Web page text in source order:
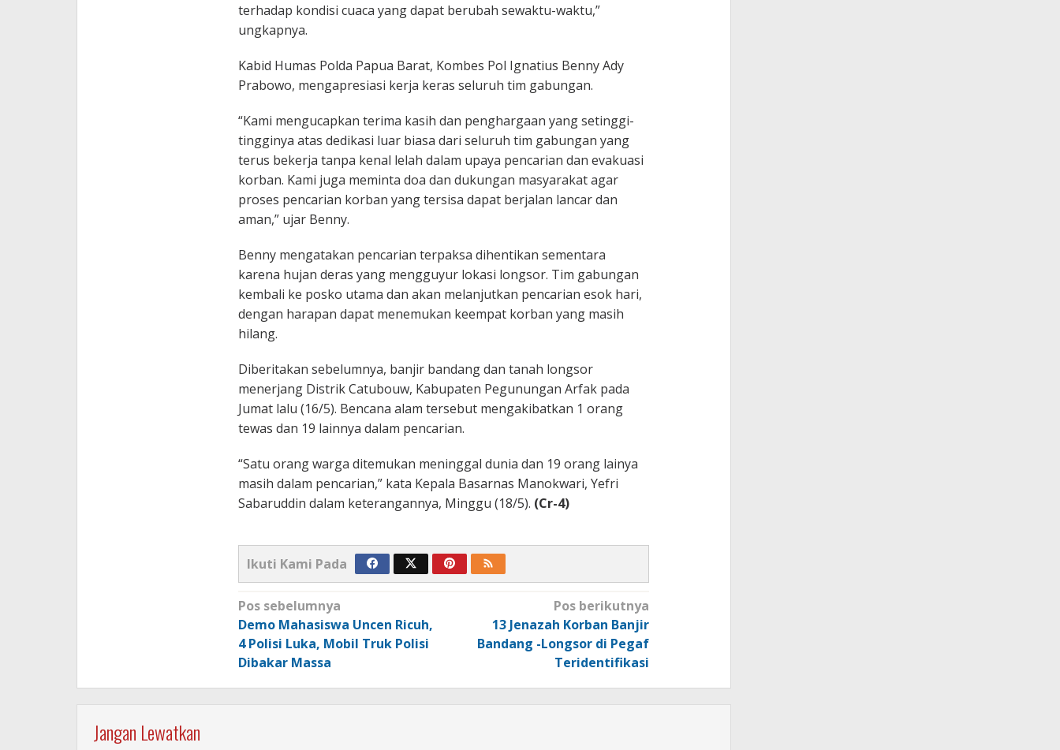
terhadap kondisi cuaca yang dapat berubah sewaktu-waktu,”
ungkapnya.
Kabid Humas Polda Papua Barat, Kombes Pol Ignatius Benny Ady
Prabowo, mengapresiasi kerja keras seluruh tim gabungan.
“Kami mengucapkan terima kasih dan penghargaan yang setinggi-
tingginya atas dedikasi luar biasa dari seluruh tim gabungan yang
terus bekerja tanpa kenal lelah dalam upaya pencarian dan evakuasi
korban. Kami juga meminta doa dan dukungan masyarakat agar
proses pencarian korban yang tersisa dapat berjalan lancar dan
aman,” ujar Benny.
Benny mengatakan pencarian terpaksa dihentikan sementara
karena hujan deras yang mengguyur lokasi longsor. Tim gabungan
kembali ke posko utama dan akan melanjutkan pencarian esok hari,
dengan harapan dapat menemukan keempat korban yang masih
hilang.
Diberitakan sebelumnya, banjir bandang dan tanah longsor
menerjang Distrik Catubouw, Kabupaten Pegunungan Arfak pada
Jumat lalu (16/5). Bencana alam tersebut mengakibatkan 1 orang
tewas dan 19 lainnya dalam pencarian.
“Satu orang warga ditemukan meninggal dunia dan 19 orang lainya
masih dalam pencarian,” kata Kepala Basarnas Manokwari, Yefri
Sabaruddin dalam keterangannya, Minggu (18/5). (Cr-4)
Ikuti Kami Pada
Navigasi
pos
Pos sebelumnya
Demo Mahasiswa Uncen Ricuh,
4 Polisi Luka, Mobil Truk Polisi
Dibakar Massa
Pos berikutnya
13 Jenazah Korban Banjir
Bandang -Longsor di Pegaf
Teridentifikasi
Jangan Lewatkan